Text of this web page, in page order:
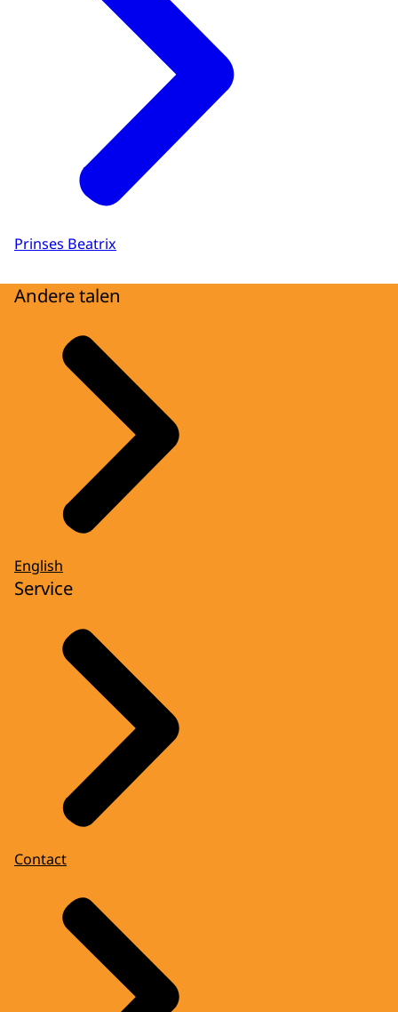
Prinses Beatrix
Andere talen
English
Service
Contact